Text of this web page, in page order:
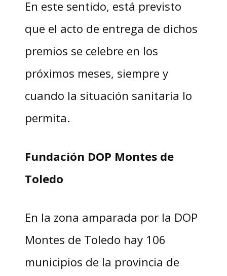
En este sentido, está previsto
que el acto de entrega de dichos
premios se celebre en los
próximos meses, siempre y
cuando la situación sanitaria lo
permita.
Fundación DOP Montes de
Toledo
En la zona amparada por la DOP
Montes de Toledo hay 106
municipios de la provincia de